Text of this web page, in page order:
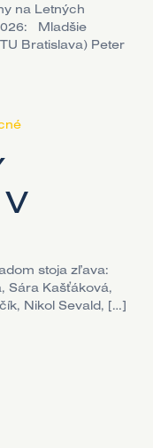
na Letných
Mladšie
Bratislava) Peter
stoja zľava:
Sára Kašťáková,
Nikol Sevald, […]